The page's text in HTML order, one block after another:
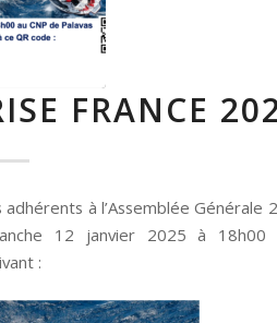
FRANCE
à l’Assemblée Générale
12 janvier 2025 à
: